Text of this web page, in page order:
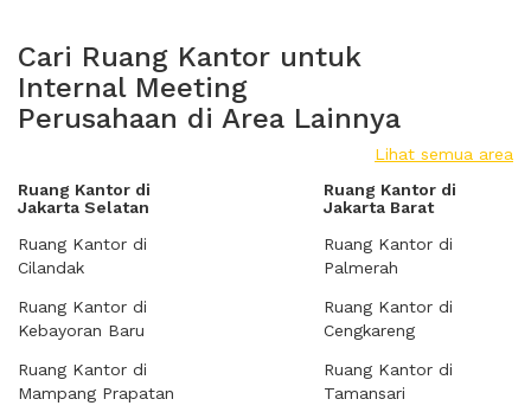
Cari Ruang Kantor untuk
Internal Meeting
Perusahaan di Area Lainnya
Lihat semua area
Ruang Kantor di
Jakarta Selatan
Ruang Kantor di
Cilandak
Ruang Kantor di
Kebayoran Baru
Ruang Kantor di
Mampang Prapatan
Ruang Kantor di
Jakarta Barat
Ruang Kantor di
Palmerah
Ruang Kantor di
Cengkareng
Ruang Kantor di
Tamansari